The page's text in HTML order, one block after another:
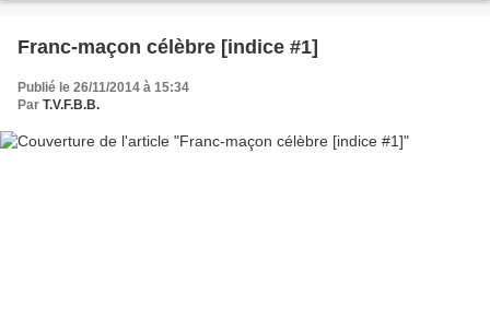
Franc-maçon célèbre [indice #1]
Publié le 26/11/2014 à 15:34
Par T.V.F.B.B.